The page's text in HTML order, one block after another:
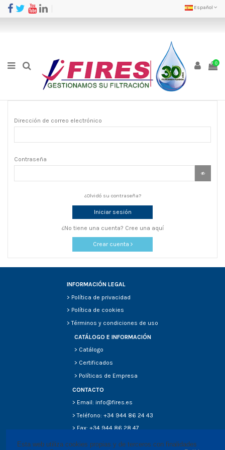
Español
0
Dirección de correo electrónico
Contraseña
¿Olvidó su contraseña?
Iniciar sesión
¿No tiene una cuenta? Cree una aquí
Crear cuenta
INFORMACIÓN LEGAL
> Política de privacidad
> Política de cookies
>Términos y condiciones de uso
CATÁLOGO E INFORMACIÓN
> Catálogo
> Certificados
> Políticas de Empresa
CONTACTO
> Email: info@fires.es
> Teléfono: +34 944 86 24 43
> Fax: +34 944 86 28 47
Esta web utiliza cookies propias y de terceros con finalidades